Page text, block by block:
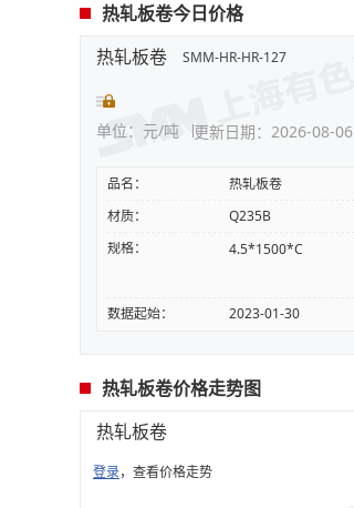
热轧板卷今日价格
热轧板卷
SMM-HR-HR-127
单位：元/吨 更新日期：2026-08-06
品名：
热轧板卷
材质：
Q235B
规格：
4.5*1500*C
数据起始： 2023-01-30
热轧板卷价格走势图
热轧板卷
登录，查看价格走势